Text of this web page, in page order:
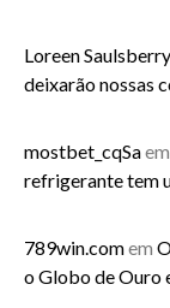
Loreen Saulsberry
deixarão nossas
mostbet_cqSaem
refrigerante tem
789win.comem
o Globo de Ouro